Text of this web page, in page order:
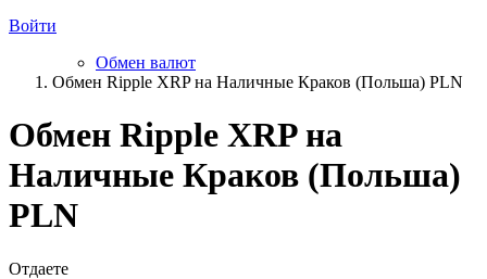
Войти
Обмен валют
Обмен Ripple XRP на Наличные Краков (Польша) PLN
Обмен Ripple XRP на
Наличные Краков (Польша)
PLN
Отдаете